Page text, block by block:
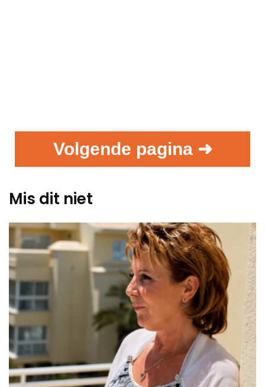
Volgende pagina ➜
Mis dit niet